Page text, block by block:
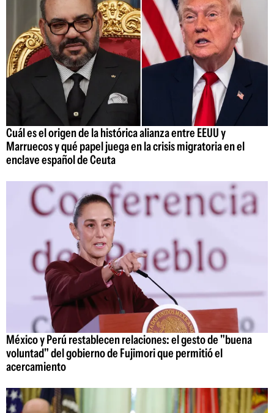
Cuál es el origen de la histórica alianza entre EEUU y
Marruecos y qué papel juega en la crisis migratoria en el
enclave español de Ceuta
México y Perú restablecen relaciones: el gesto de "buena
voluntad" del gobierno de Fujimori que permitió el
acercamiento